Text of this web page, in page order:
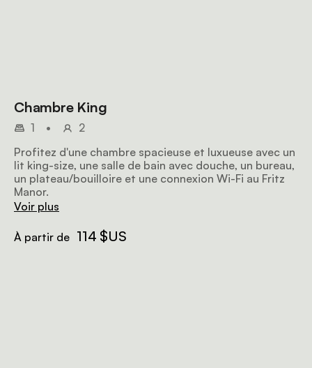
Chambre King
1 •
2
Profitez d'une chambre spacieuse et luxueuse avec un
lit king-size, une salle de bain avec douche, un bureau,
un plateau/bouilloire et une connexion Wi-Fi au Fritz
Manor.
Voir plus
À partir de 114 $US